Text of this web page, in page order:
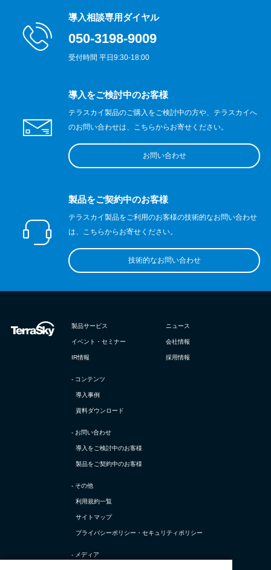
導入相談専用ダイヤル
050-3198-9009
受付時間 平日9:30-18:00
導入をご検討中のお客様
テラスカイ製品のご購入をご検討中の方や、テラスカイへ
のお問い合わせは、こちらからお寄せください。
お問い合わせ
製品をご契約中のお客様
テラスカイ製品をご利用のお客様の技術的なお問い合わせ
は、こちらからお寄せください。
技術的なお問い合わせ
製品サービス ニュース
イベント・セミナー 会社情報
IR情報 採用情報
- コンテンツ
導入事例
資料ダウンロード
- お問い合わせ
導入をご検討中のお客様
製品をご契約中のお客様
- その他
利用規約一覧
サイトマップ
プライバシーポリシー・ セキュリティポリシー
- メディア